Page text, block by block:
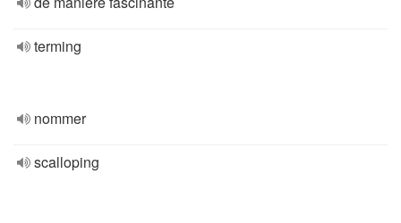
terming
nommer
scalloping